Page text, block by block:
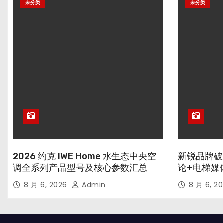
未分类
2026 约克 IWE Home 水生态中央空
调全系列产品型号及核心参数汇总
8 月 6, 2026 Admin
未分类
新锐品牌
论+电梯媒
8 月 6,